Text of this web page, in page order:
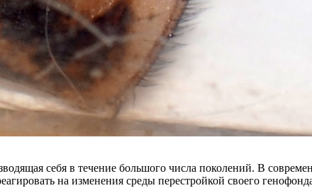
себя в течение большого числа поколений. В
на изменения среды перестройкой своего